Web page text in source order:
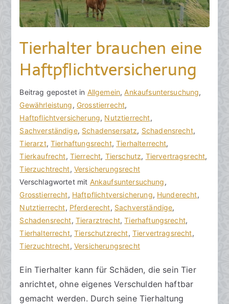
0
2
Tierhalter brauchen eine
Haftpflichtversicherung
V
o
n
h
o
r
a
k
R
e
c
h
t
a
n
w
B
e
i
t
r
a
g
v
e
r
ö
f
f
n
t
l
Beitrag gepostet in Allgemein, Ankaufsuntersuchung,
Gewährleistung, Grosstierrecht,
Haftpflichtversicherung, Nutztierrecht,
Sachverständige, Schadensersatz, Schadensrecht,
Tierarzt,Tierhaftungsrecht,Tierhalterrecht,
Tierkaufrecht, Tierrecht, Tierschutz, Tiervertragsrecht,
Tierzuchtrecht, Versicherungsrecht
Verschlagwortet mit Ankaufsuntersuchung,
Grosstierrecht, Haftpflichtversicherung, Hunderecht,
Nutztierrecht, Pferderecht, Sachverständige,
Schadensrecht, Tierarztrecht,Tierhaftungsrecht,
Tierhalterrecht,Tierschutzrecht, Tiervertragsrecht,
Tierzuchtrecht, Versicherungsrecht
K
e
i
n
e
K
o
m
m
e
n
t
a
e
zu
Tierhalter
Ein Tierhalter kann für Schäden, die sein Tier
anrichtet, ohne eigenes Verschulden haftbar
gemacht werden. Durch seine Tierhaltung